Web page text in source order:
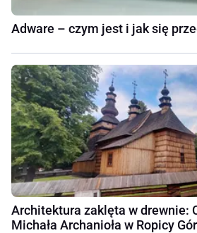
Adware – czym jest i jak się
Architektura zaklęta w drewnie:
Michała Archanioła w Ropicy